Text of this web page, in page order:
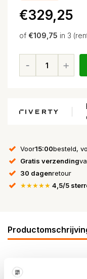
€329,25
of €109,75 in 3
Voor15:00besteld,
Gratis verzending
30 dagenretour
★★★★★ 4,5/5
De Hitti bijzettafel is